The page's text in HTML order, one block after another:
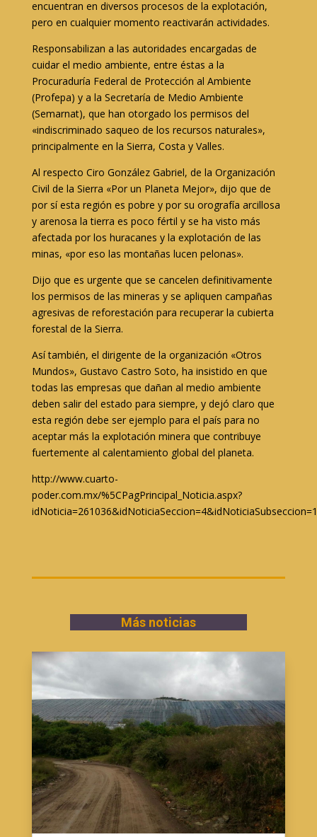
encuentran en diversos procesos de la explotación,
pero en cualquier momento reactivarán actividades.
Responsabilizan a las autoridades encargadas de
cuidar el medio ambiente, entre éstas a la
Procuraduría Federal de Protección al Ambiente
(Profepa) y a la Secretaría de Medio Ambiente
(Semarnat), que han otorgado los permisos del
«indiscriminado saqueo de los recursos naturales»,
principalmente en la Sierra, Costa y Valles.
Al respecto Ciro González Gabriel, de la Organización
Civil de la Sierra «Por un Planeta Mejor», dijo que de
por sí esta región es pobre y por su orografía arcillosa
y arenosa la tierra es poco fértil y se ha visto más
afectada por los huracanes y la explotación de las
minas, «por eso las montañas lucen pelonas».
Dijo que es urgente que se cancelen definitivamente
los permisos de las mineras y se apliquen campañas
agresivas de reforestación para recuperar la cubierta
forestal de la Sierra.
Así también, el dirigente de la organización «Otros
Mundos», Gustavo Castro Soto, ha insistido en que
todas las empresas que dañan al medio ambiente
deben salir del estado para siempre, y dejó claro que
esta región debe ser ejemplo para el país para no
aceptar más la explotación minera que contribuye
fuertemente al calentamiento global del planeta.
http://www.cuarto-
poder.com.mx/%5CPagPrincipal_Noticia.aspx?
Más noticias